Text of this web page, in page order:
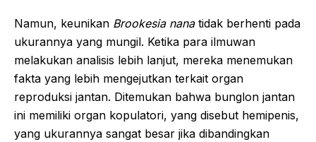
Namun, keunikan Brookesia nanatidak berhenti pada
ukurannya yang mungil. Ketika para ilmuwan
melakukan analisis lebih lanjut, mereka menemukan
fakta yang lebih mengejutkan terkait organ
reproduksi jantan. Ditemukan bahwa bunglon jantan
ini memiliki organ kopulatori, yang disebut hemipenis,
yang ukurannya sangat besar jika dibandingkan